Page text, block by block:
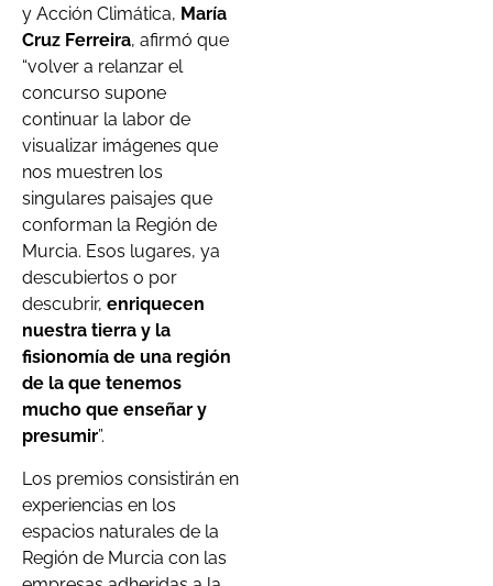
y Acción Climática, María
Cruz Ferreira, afirmó que
“volver a relanzar el
concurso supone
continuar la labor de
visualizar imágenes que
nos muestren los
singulares paisajes que
conforman la Región de
Murcia. Esos lugares, ya
descubiertos o por
descubrir, enriquecen
nuestra tierra y la
fisionomía de una región
de la que tenemos
mucho que enseñar y
presumir”.
Los premios consistirán en
experiencias en los
espacios naturales de la
Región de Murcia con las